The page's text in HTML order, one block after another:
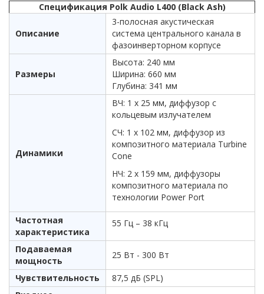
Спецификация Polk Audio L400 (Black Ash)
Описание
3-полосная акустическая
система центрального канала в
фазоинверторном корпусе
Размеры
Высота: 240 мм
Ширина: 660 мм
Глубина: 341 мм
Динамики
ВЧ: 1 х 25 мм, диффузор с
кольцевым излучателем
СЧ: 1 х 102 мм, диффузор из
композитного материала Turbine
Cone
НЧ: 2 х 159 мм, диффузоры
композитного материала по
технологии Power Port
Частотная
характеристика
55 Гц – 38 кГц
Подаваемая
мощность
25 Вт - 300 Вт
Чувствительность
87,5 дБ (SPL)